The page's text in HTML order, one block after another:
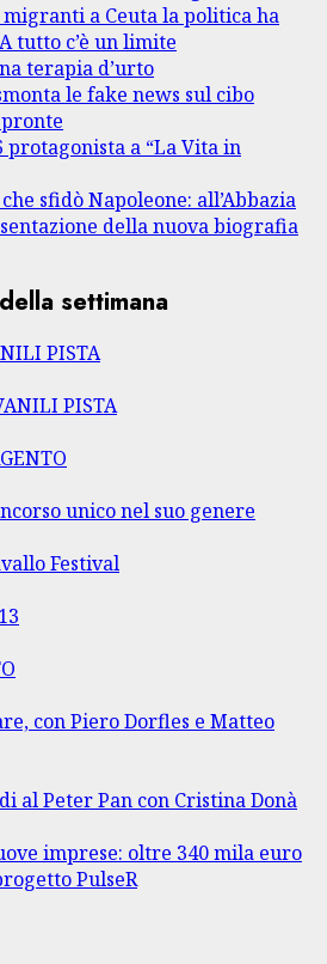
migranti a Ceuta la politica ha
tutto c’è un limite
terapia d’urto
le fake news sul cibo
protagonista a “La Vita in
sfidò Napoleone: all’Abbazia
della nuova biografia
settimana
PISTA
PISTA
unico nel suo genere
Festival
con Piero Dorfles e Matteo
al Peter Pan con Cristina Donà
imprese: oltre 340 mila euro
PulseR